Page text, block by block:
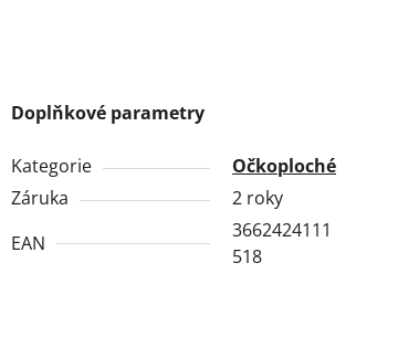
Doplňkové parametry
Kategorie
Očkoploché
Záruka
2 roky
EAN
3662424111
518